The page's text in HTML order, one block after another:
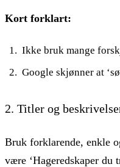
Kort forklart:
Ikke bruk mange
Google skjønner at
2. Titler og
Bruk forklarende, enkle
være ‘Hageredskaper du